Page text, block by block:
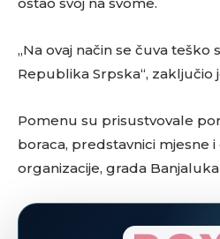
„Na ovaj način se čuva teško
Republika Srpska“, zaključio
Pomenu su prisustvovale
boraca, predstavnici mjesne
organizacije, grada